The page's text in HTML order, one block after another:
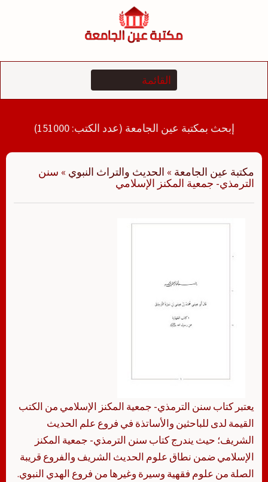
إبحث بمكتبة عين الجامعة (عدد الكتب: 151000)
مكتبة عين الجامعة » الحديث والتراث النبوي » سنن
الترمذي- جمعية المكنز الإسلامي
يعتبر كتاب سنن الترمذي- جمعية المكنز الإسلامي من الكتب
القيمة لدى للباحثين والأساتذة في فروع علم الحديث
الشريف؛ حيث يندرج كتاب سنن الترمذي- جمعية المكنز
الإسلامي ضمن نطاق علوم الحديث الشريف والفروع قريبة
الصلة من علوم فقهية وسيرة وغيرها من فروع الهدي النبوي.